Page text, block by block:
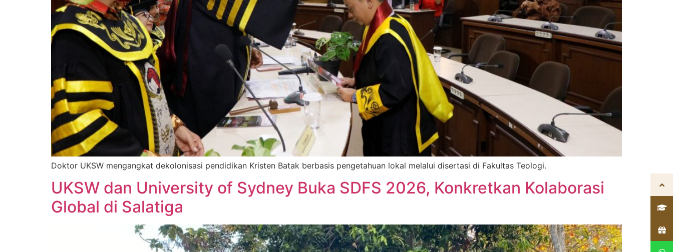
Doktor UKSW mengangkat dekolonisasi pendidikan Kristen Batak berbasis pengetahuan lokal melalui disertasi di Fakultas Teologi.
UKSW dan University of Sydney Buka SDFS 2026, Konkretkan Kolaborasi
Global di Salatiga